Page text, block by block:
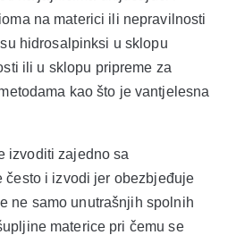
na materici ili nepravilnosti
hidrosalpinksi u sklopu
ili u sklopu pripreme za
kao što je vantjelesna
izvoditi zajedno sa
često i izvodi jer obezbjeđuje
ne samo unutrašnjih spolnih
materice pri čemu se